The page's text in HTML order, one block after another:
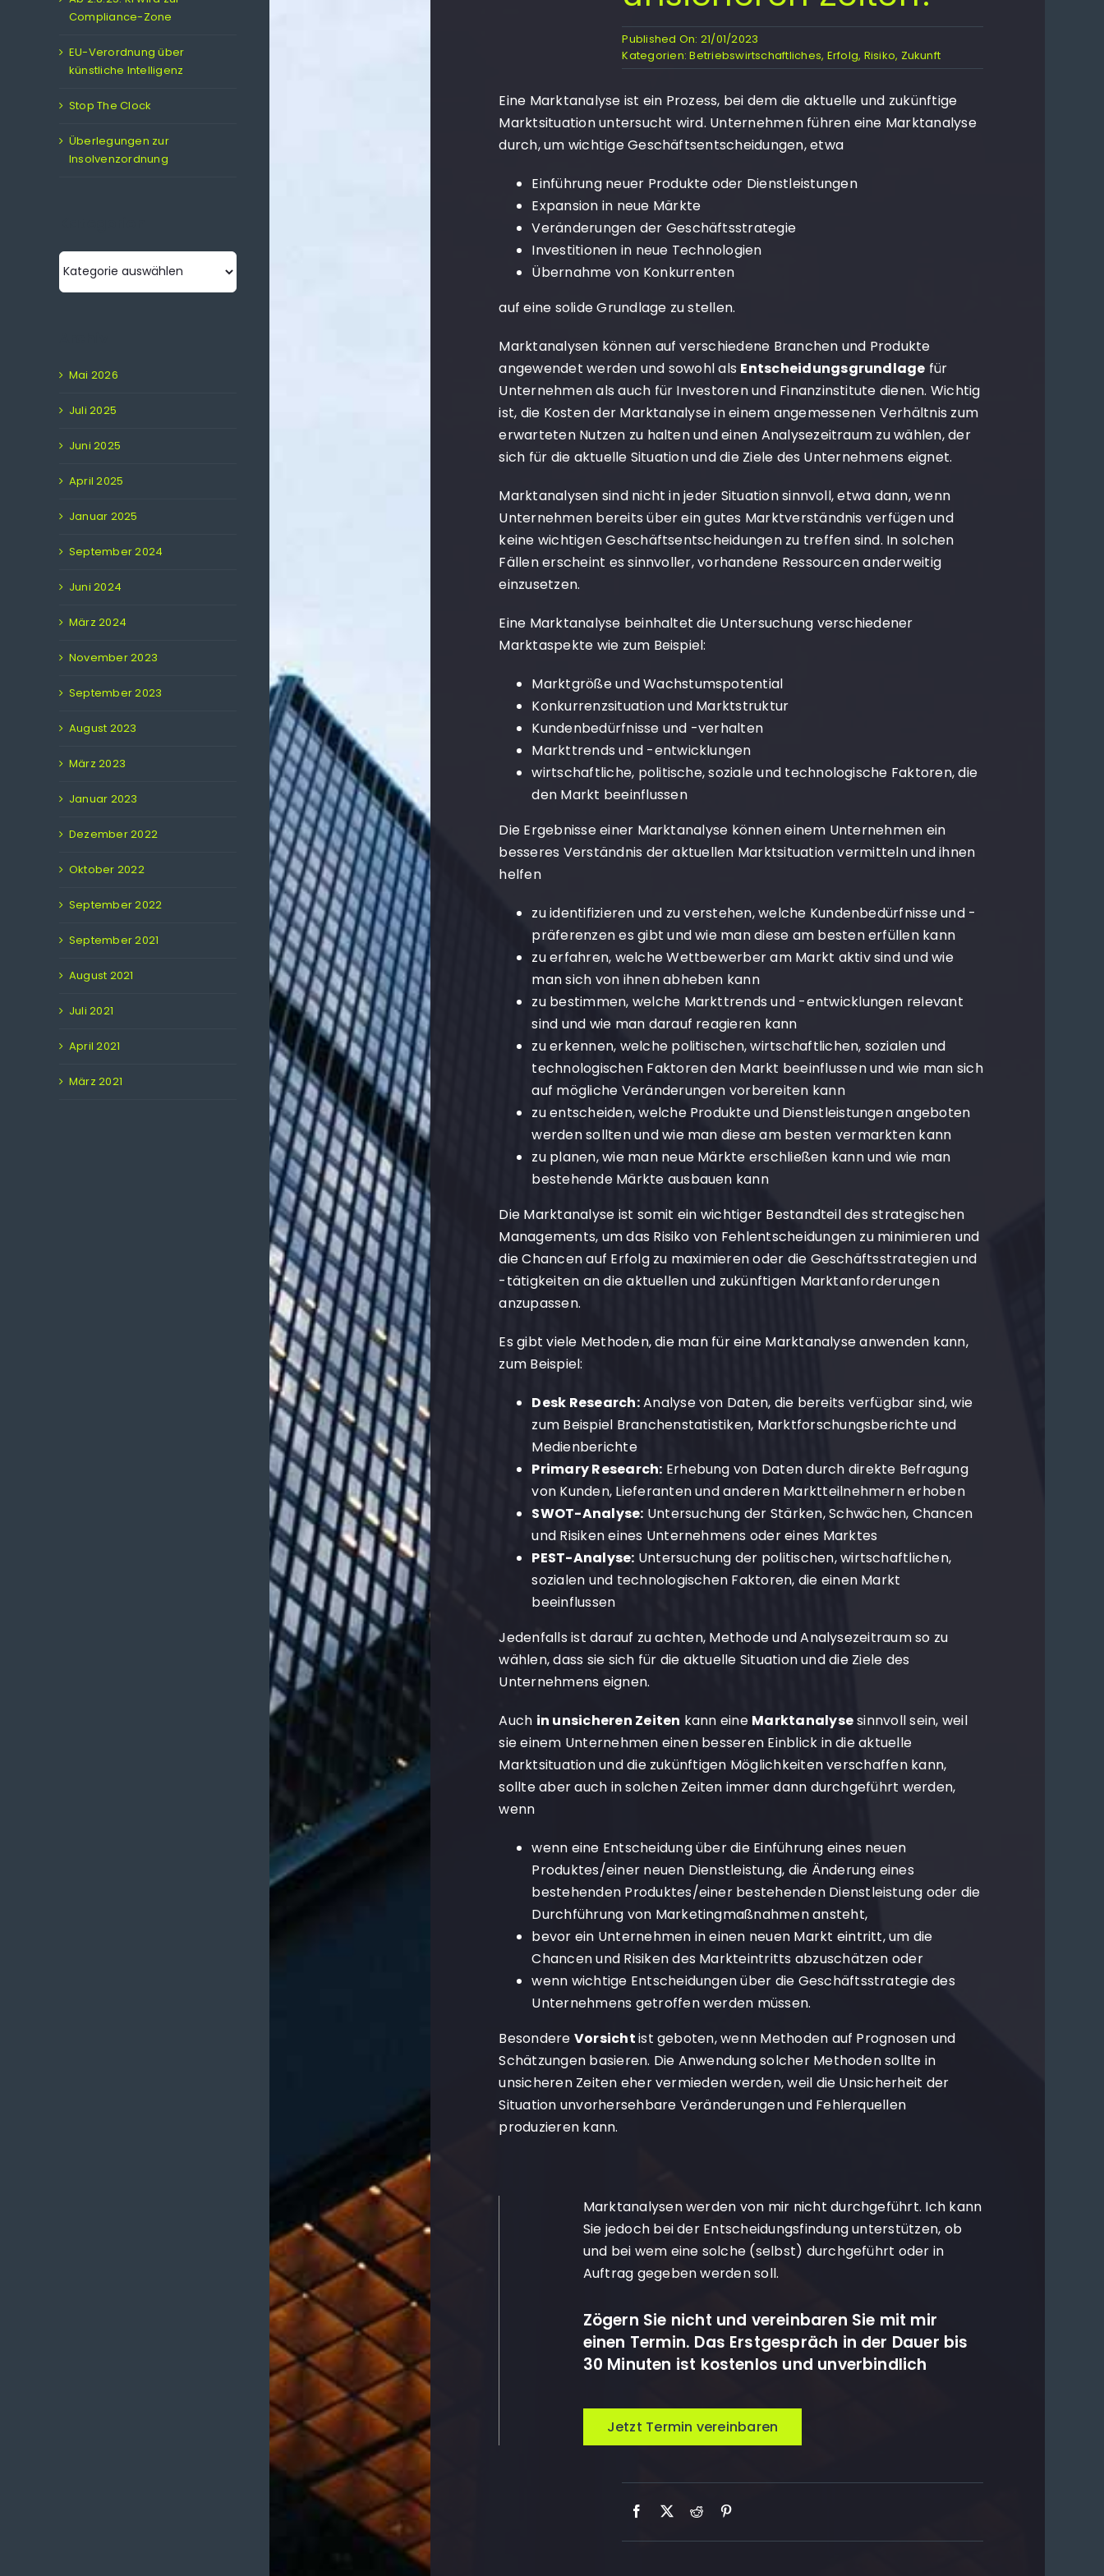
Published On: 21/01/2023
Kategorien:Betriebswirtschaftliches, Erfolg, Risiko, Zukunft
Eine Marktanalyse ist ein Prozess, bei dem die aktuelle und zukünftige
Marktsituation untersucht wird. Unternehmen führen eine Marktanalyse
durch, um wichtige Geschäftsentscheidungen, etwa
Einführung neuer Produkte oder Dienstleistungen
Expansion in neue Märkte
Veränderungen der Geschäftsstrategie
Investitionen in neue Technologien
Übernahme von Konkurrenten
auf eine solide Grundlage zu stellen.
Marktanalysen können auf verschiedene Branchen und Produkte
angewendet werden und sowohl als Entscheidungsgrundlage für
Unternehmen als auch für Investoren und Finanzinstitute dienen. Wichtig
ist, die Kosten der Marktanalyse in einem angemessenen Verhältnis zum
erwarteten Nutzen zu halten und einen Analysezeitraum zu wählen, der
sich für die aktuelle Situation und die Ziele des Unternehmens eignet.
Marktanalysen sind nicht in jeder Situation sinnvoll, etwa dann, wenn
Unternehmen bereits über ein gutes Marktverständnis verfügen und
keine wichtigen Geschäftsentscheidungen zu treffen sind. In solchen
Fällen erscheint es sinnvoller, vorhandene Ressourcen anderweitig
einzusetzen.
Eine Marktanalyse beinhaltet die Untersuchung verschiedener
Marktaspekte wie zum Beispiel:
Marktgröße und Wachstumspotential
Konkurrenzsituation und Marktstruktur
Kundenbedürfnisse und -verhalten
Markttrends und -entwicklungen
wirtschaftliche, politische, soziale und technologische Faktoren, die
den Markt beeinflussen
Die Ergebnisse einer Marktanalyse können einem Unternehmen ein
besseres Verständnis der aktuellen Marktsituation vermitteln und ihnen
helfen
zu identifizieren und zu verstehen, welche Kundenbedürfnisse und -
präferenzen es gibt und wie man diese am besten erfüllen kann
zu erfahren, welche Wettbewerber am Markt aktiv sind und wie
man sich von ihnen abheben kann
zu bestimmen, welche Markttrends und -entwicklungen relevant
sind und wie man darauf reagieren kann
zu erkennen, welche politischen, wirtschaftlichen, sozialen und
technologischen Faktoren den Markt beeinflussen und wie man sich
auf mögliche Veränderungen vorbereiten kann
zu entscheiden, welche Produkte und Dienstleistungen angeboten
werden sollten und wie man diese am besten vermarkten kann
zu planen, wie man neue Märkte erschließen kann und wie man
bestehende Märkte ausbauen kann
Die Marktanalyse ist somit ein wichtiger Bestandteil des strategischen
Managements, um das Risiko von Fehlentscheidungen zu minimieren und
die Chancen auf Erfolg zu maximieren oder die Geschäftsstrategien und
-tätigkeiten an die aktuellen und zukünftigen Marktanforderungen
anzupassen.
Es gibt viele Methoden, die man für eine Marktanalyse anwenden kann,
zum Beispiel:
Desk Research:Analyse von Daten, die bereits verfügbar sind, wie
zum Beispiel Branchenstatistiken, Marktforschungsberichte und
Medienberichte
Primary Research: Erhebung von Daten durch direkte Befragung
von Kunden, Lieferanten und anderen Marktteilnehmern erhoben
SWOT-Analyse: Untersuchung der Stärken, Schwächen, Chancen
und Risiken eines Unternehmens oder eines Marktes
PEST-Analyse: Untersuchung der politischen, wirtschaftlichen,
sozialen und technologischen Faktoren, die einen Markt
beeinflussen
Jedenfalls ist darauf zu achten, Methode und Analysezeitraum so zu
wählen, dass sie sich für die aktuelle Situation und die Ziele des
Unternehmens eignen.
Auch in unsicheren Zeiten kann eine Marktanalysesinnvoll sein, weil
sie einem Unternehmen einen besseren Einblick in die aktuelle
Marktsituation und die zukünftigen Möglichkeiten verschaffen kann,
sollte aber auch in solchen Zeiten immer dann durchgeführt werden,
wenn
wenn eine Entscheidung über die Einführung eines neuen
Produktes/einer neuen Dienstleistung, die Änderung eines
bestehenden Produktes/einer bestehenden Dienstleistung oder die
Durchführung von Marketingmaßnahmen ansteht,
bevor ein Unternehmen in einen neuen Markt eintritt, um die
Chancen und Risiken des Markteintritts abzuschätzen oder
wenn wichtige Entscheidungen über die Geschäftsstrategie des
Unternehmens getroffen werden müssen.
Besondere Vorsichtist geboten, wenn Methoden auf Prognosen und
Schätzungen basieren. Die Anwendung solcher Methoden sollte in
unsicheren Zeiten eher vermieden werden, weil die Unsicherheit der
Situation unvorhersehbare Veränderungen und Fehlerquellen
produzieren kann.
Marktanalysen werden von mir nicht durchgeführt. Ich kann
Sie jedoch bei der Entscheidungsfindung unterstützen, ob
und bei wem eine solche (selbst) durchgeführt oder in
Auftrag gegeben werden soll.
Zögern Sie nicht und vereinbaren Sie mit mir
einen Termin. Das Erstgespräch in der Dauer bis
30 Minuten ist kostenlos und unverbindlich
Jetzt Termin vereinbaren
Compliance-Zone
EU-Verordnung über
künstliche Intelligenz
Stop The Clock
Überlegungen zur
Insolvenzordnung
Kategorien
Mai 2026
Juli 2025
Juni 2025
April 2025
Januar 2025
September 2024
Juni 2024
März 2024
November 2023
September 2023
August 2023
März 2023
Januar 2023
Dezember 2022
Oktober 2022
September 2022
September 2021
August 2021
Juli 2021
April 2021
März 2021